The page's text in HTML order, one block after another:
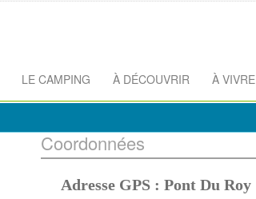
LE CAMPING À DÉCOUVRIR À VIVRE
Coordonnées
Adresse GPS : Pont Du Roy